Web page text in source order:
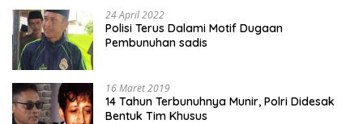
24 April 2022
Polisi Terus Dalami Motif Dugaan
Pembunuhan sadis
16 Maret 2019
14 Tahun Terbunuhnya Munir, Polri Didesak
Bentuk Tim Khusus